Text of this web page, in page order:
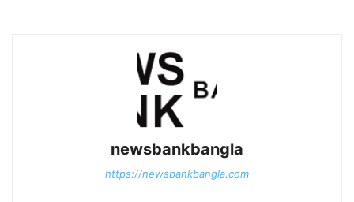
newsbankbangla
https://newsbankbangla.com